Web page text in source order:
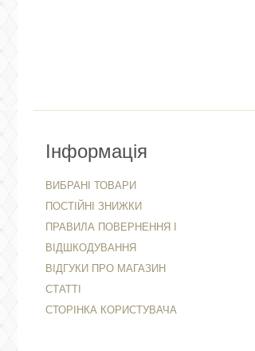
Інформація
ВИБРАНІ ТОВАРИ
ПОСТІЙНІ ЗНИЖКИ
ПРАВИЛА ПОВЕРНЕННЯ І
ВІДШКОДУВАННЯ
ВІДГУКИ ПРО МАГАЗИН
СТАТТІ
СТОРІНКА КОРИСТУВАЧА